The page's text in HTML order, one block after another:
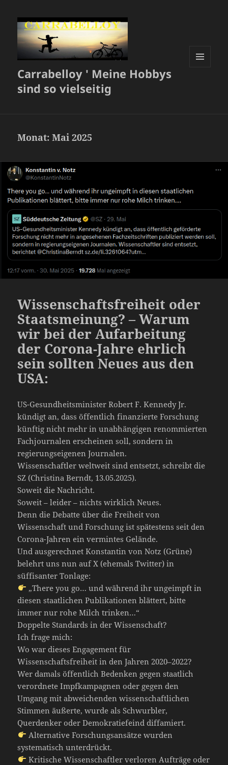
Carrabelloy ' Meine Hobbys
sind so vielseitig
Monat:Mai 2025
Wissenschaftsfreiheit oder
Staatsmeinung? – Warum
wir bei der Aufarbeitung
der Corona-Jahre ehrlich
sein sollten Neues aus den
USA:
US-Gesundheitsminister Robert F. Kennedy Jr.
kündigt an, dass öffentlich finanzierte Forschung
künftig nicht mehr in unabhängigen renommierten
Fachjournalen erscheinen soll, sondern in
regierungseigenen Journalen.
Wissenschaftler weltweit sind entsetzt, schreibt die
SZ (Christina Berndt, 13.05.2025).
Soweit die Nachricht.
Soweit – leider – nichts wirklich Neues.
Denn die Debatte über die Freiheit von
Wissenschaft und Forschung ist spätestens seit den
Corona-Jahren ein vermintes Gelände.
Und ausgerechnet Konstantin von Notz (Grüne)
belehrt uns nun auf X (ehemals Twitter) in
süffisanter Tonlage:
„There you go… und während ihr ungeimpft in
diesen staatlichen Publikationen blättert, bitte
immer nur rohe Milch trinken…“
Doppelte Standards in der Wissenschaft?
Ich frage mich:
Wo war dieses Engagement für
Wissenschaftsfreiheit in den Jahren 2020–2022?
Wer damals öffentlich Bedenken gegen staatlich
verordnete Impfkampagnen oder gegen den
Umgang mit abweichenden wissenschaftlichen
Stimmen äußerte, wurde als Schwurbler,
Querdenker oder Demokratiefeind diffamiert.
Alternative Forschungsansätze wurden
systematisch unterdrückt.
Kritische Wissenschaftler verloren Aufträge oder